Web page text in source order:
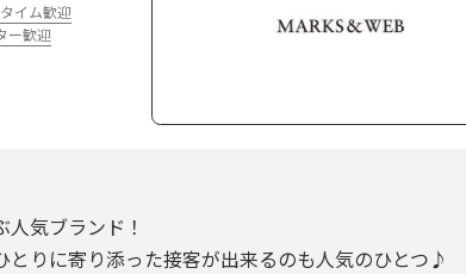
イム歓迎
ー歓迎
気ブランド！
とりに寄り添った接客が出来るのも人気のひとつ♪